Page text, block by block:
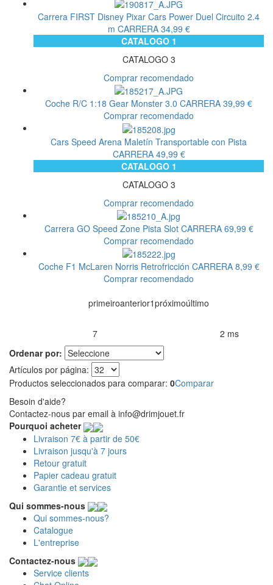
Carrera FIRST Disney Pixar Cars Power Duel Circuito 2.4
m CARRERA 34,99 €
CATALOGO 1
CATALOGO 3
Comprar recomendado
Coche R/C 1:18 Gear Monster 3.0 CARRERA 39,99 €
Comprar recomendado
Cars Speed Arena Maletín Transportable con Pista
CARRERA 49,99 €
CATALOGO 1
CATALOGO 3
Comprar recomendado
Carrera GO Speed Zone Pista Slot CARRERA 69,99 €
Comprar recomendado
Coche F1 McLaren Norris Retrofricción CARRERA 8,99 €
Comprar recomendado
primeiroanterior1próximoúltimo
7
2 ms
Ordenar por:
Artículos por página:
Productos seleccionados para comparar: 0Comparar
Besoin d'aide?
Contactez-nous par email à info@drimjouet.fr
Pourquoi acheter
Livraison 7€ à partir de 50€
Livraison jusqu'à 7 jours
Retour gratuit
Papier cadeau gratuit
Garantie et services
Qui sommes-nous
Qui sommes-nous?
Catalogue
L'entreprise
Contactez-nous
Service clients